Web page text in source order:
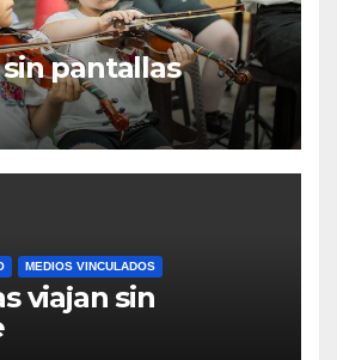
pantallas
MEDIOS VINCULADOS
viajan sin